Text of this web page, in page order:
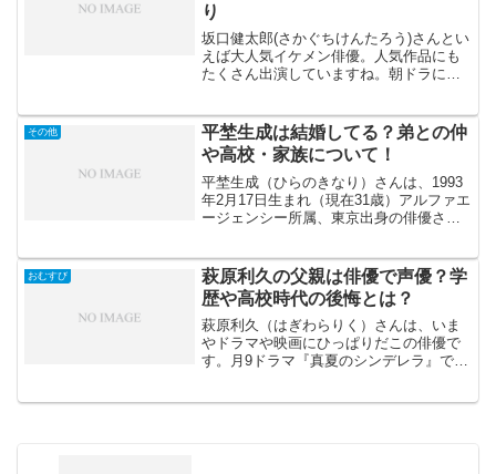
り
坂口健太郎(さかぐちけんたろう)さんとい
えば大人気イケメン俳優。人気作品にも
たくさん出演していますね。朝ドラにも
2026年10月スタート「kiDnap GA...
その他
平埜生成は結婚してる？弟との仲
や高校・家族について！
平埜生成（ひらのきなり）さんは、1993
年2月17日生まれ（現在31歳）アルファエ
ージェンシー所属、東京出身の俳優さん
萩原聖人さん、和久井映見さん、伊藤沙
莉さん...
おむすび
萩原利久の父親は俳優で声優？学
歴や高校時代の後悔とは？
萩原利久（はぎわらりく）さんは、いま
やドラマや映画にひっぱりだこの俳優で
す。月9ドラマ『真夏のシンデレラ』では